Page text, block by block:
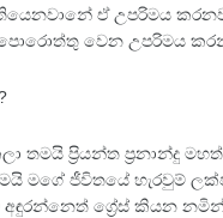
ඒ උපරිමය
වෙන උපරිමය
ප්‍රියන්ත ප්‍රනාන්දු
මගේ ජීවිතයේ හැරවුම්
අඳුරන්නෙත් ග්‍රේස් කියන